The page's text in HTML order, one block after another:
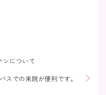
ンについて
バスでの来院が便利です。